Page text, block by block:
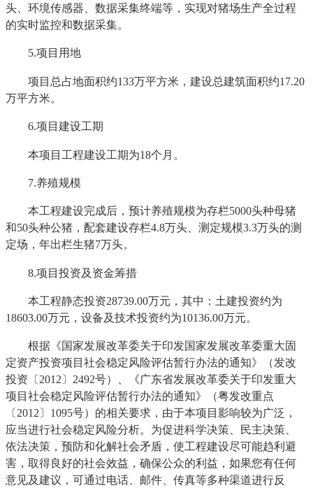
头、环境传感器、数据采集终端等，实现对猪场生产全过程
的实时监控和数据采集。
5.项目用地
项目总占地面积约133万平方米，建设总建筑面积约17.20
万平方米。
6.项目建设工期
本项目工程建设工期为18个月。
7.养殖规模
本工程建设完成后，预计养殖规模为存栏5000头种母猪
和50头种公猪，配套建设存栏4.8万头、测定规模3.3万头的测
定场，年出栏生猪7万头。
8.项目投资及资金筹措
本工程静态投资28739.00万元，其中：土建投资约为
18603.00万元，设备及技术投资约为10136.00万元。
根据《国家发展改革委关于印发国家发展改革委重大固
定资产投资项目社会稳定风险评估暂行办法的通知》（发改
投资〔2012〕2492号）、《广东省发展改革委关于印发重大
项目社会稳定风险评估暂行办法的通知》（粤发改重点
〔2012〕1095号）的相关要求，由于本项目影响较为广泛，
应当进行社会稳定风险分析。为促进科学决策、民主决策、
依法决策，预防和化解社会矛盾，使工程建设尽可能趋利避
害，取得良好的社会效益，确保公众的利益，如果您有任何
意见及建议，可通过电话、邮件、传真等多种渠道进行反